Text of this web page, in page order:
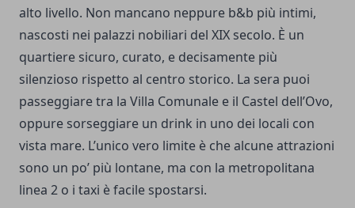
alto livello. Non mancano neppure b&b più intimi,
nascosti nei palazzi nobiliari del XIX secolo. È un
quartiere sicuro, curato, e decisamente più
silenzioso rispetto al centro storico. La sera puoi
passeggiare tra la Villa Comunale e il Castel dell’Ovo,
oppure sorseggiare un drink in uno dei locali con
vista mare. L’unico vero limite è che alcune attrazioni
sono un po’ più lontane, ma con la metropolitana
linea 2 o i taxi è facile spostarsi.